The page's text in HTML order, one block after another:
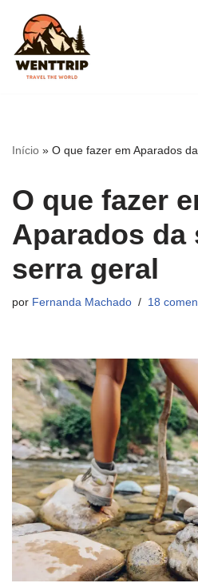
Pular
para
Início » O que fazer em Aparados
O que fazer
Aparados da
serra geral
por Fernanda Machado 18